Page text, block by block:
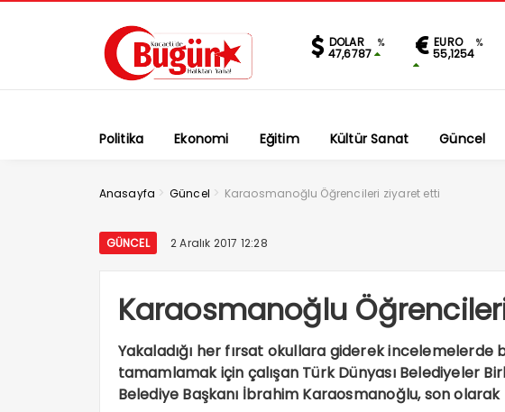
DOLAR %
47,6787
EURO %
55,1254
Politika Ekonomi Eğitim Kültür Sanat Güncel
Anasayfa > Güncel > Karaosmanoğlu Öğrencileri ziyaret etti
GÜNCEL 2 Aralık 2017 12:28
Karaosmanoğlu
Yakaladığı her fırsat okullara giderek incelemelerde
tamamlamak için çalışan Türk Dünyası Belediyeler
Belediye Başkanı İbrahim Karaosmanoğlu, son olarak